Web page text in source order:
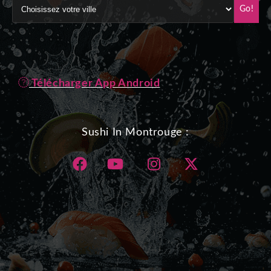
Go!
Télécharger App Android
Sushi In Montrouge :